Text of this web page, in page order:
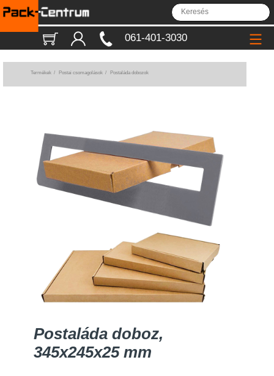
061-401-3030
Termékek/ Postai csomagolások/ Postaláda dobozok
Postaláda doboz,
345x245x25 mm